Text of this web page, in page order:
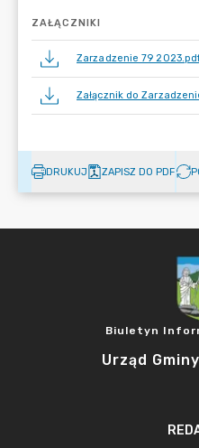
ZAŁĄCZNIKI
Zarzadzenie 79
Załącznik do
DRUKUJ ZAPISZ DO PDF
Biuletyn
Urząd